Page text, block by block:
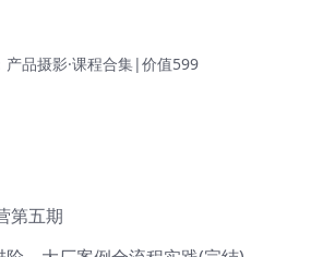
产品摄影·课程合集|价值599
第五期